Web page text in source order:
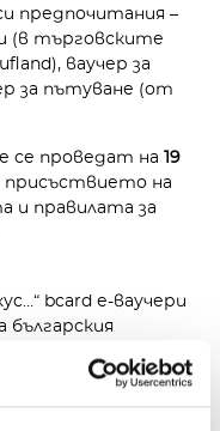
предпочитания –
(в търговските
ваучер за
за пътуване (от
се проведат на
19
присъствието на
и правилата за
bcard е-ваучери
за своите